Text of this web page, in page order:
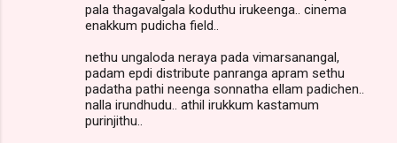
pala thagavalgala koduthu irukeenga.. cinema
enakkum pudicha field..
nethu ungaloda neraya pada vimarsanangal,
padam epdi distribute panranga apram sethu
padatha pathi neenga sonnatha ellam padichen..
nalla irundhudu.. athil irukkum kastamum
purinjithu..